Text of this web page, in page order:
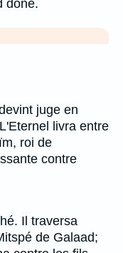
done.
juge en
livra entre
roi de
contre
Il traversa
de Galaad;